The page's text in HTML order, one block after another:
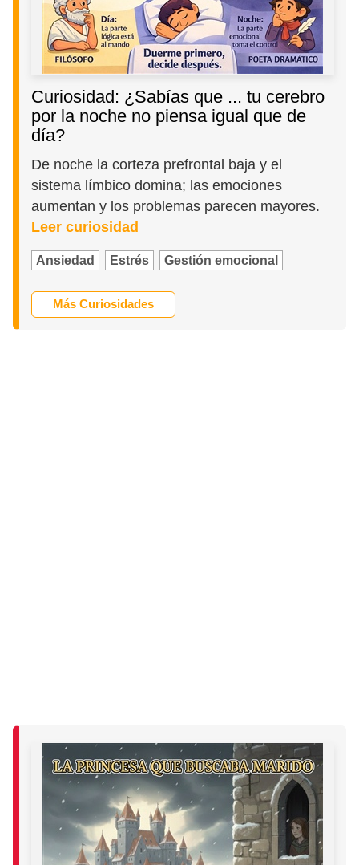
Curiosidad: ¿Sabías que ... tu cerebro
por la noche no piensa igual que de
día?
De noche la corteza prefrontal baja y el
sistema límbico domina; las emociones
aumentan y los problemas parecen mayores.
Leer curiosidad
Ansiedad Estrés Gestión emocional
Más Curiosidades